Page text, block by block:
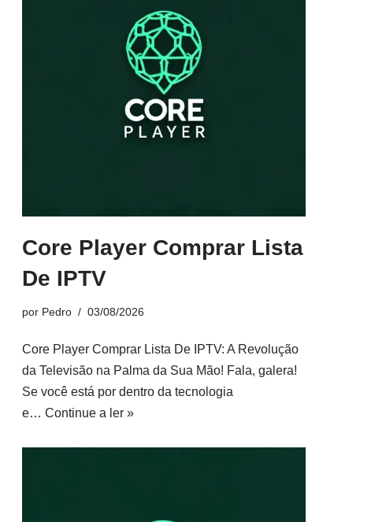
Core Player Comprar Lista
De IPTV
por Pedro 03/08/2026
Core Player Comprar Lista De IPTV: A Revolução
da Televisão na Palma da Sua Mão! Fala, galera!
Se você está por dentro da tecnologia
e… Continue a ler »